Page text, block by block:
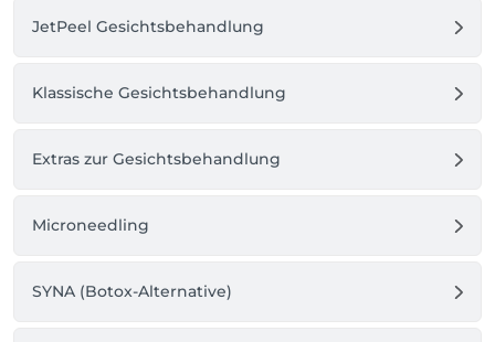
E-Mail: info@cremebar.de
JetPeel Gesichtsbehandlung
Klassische Gesichtsbehandlung
Extras zur Gesichtsbehandlung
Microneedling
SYNA (Botox-Alternative)